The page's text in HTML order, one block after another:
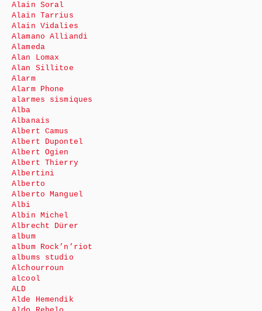
Alain Soral
Alain Tarrius
Alain Vidalies
Alamano Alliandi
Alameda
Alan Lomax
Alan Sillitoe
Alarm
Alarm Phone
alarmes sismiques
Alba
Albanais
Albert Camus
Albert Dupontel
Albert Ogien
Albert Thierry
Albertini
Alberto
Alberto Manguel
Albi
Albin Michel
Albrecht Dürer
album
album Rock’n’riot
albums studio
Alchourroun
alcool
ALD
Alde Hemendik